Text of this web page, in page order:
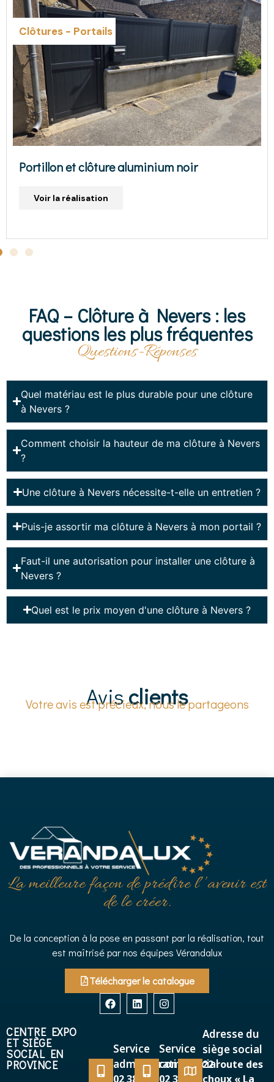
Clôtures - Portails
Cloture aluminium gris anthracite
FAQ – Clôture à Nevers : les
questions les plus fréquentes
Questions-Réponses
Quel matériau est le plus durable pour une clôture
à Nevers ?
Comment choisir la hauteur de ma clôture à Nevers
?
Une clôture à Nevers nécessite-t-elle un entretien ?
Puis-je assortir ma clôture à Nevers à mon portail ?
Faut-il une autorisation pour installer une clôture à
Nevers ?
Quel est le prix moyen d'une clôture à Nevers ?
Avisclients
Votre avis est précieux, nous le partageons
La meilleure façon de prédire l’’avenir est
de le créer.
De la conception à la pose en passant par la réalisation, tout
est maîtrisé par nos équipes Vérandalux
Télécharger le catalogue
CENTRE EXPO
ET SIÈGE
SOCIAL EN
PROVINCE
Service
administratif
02 38 38
Service
commercial
02 38 38
Adresse du
siège social
22 route des
choux « La